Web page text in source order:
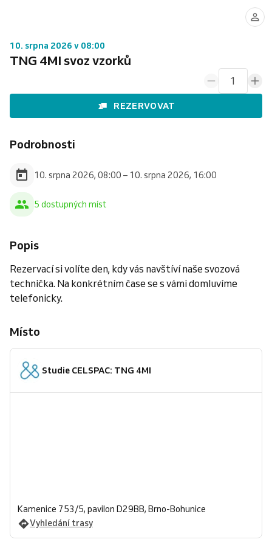
10. srpna 2026 v 08:00
TNG 4MI svoz vzorků
1
REZERVOVAT
Podrobnosti
10. srpna 2026, 08:00 – 10. srpna 2026, 16:00
5 dostupných míst
Popis
Rezervací si volíte den, kdy vás navštíví naše svozová
technička. Na konkrétním čase se s vámi domluvíme
telefonicky.
Místo
Studie CELSPAC: TNG 4MI
Kamenice 753/5, pavilon D29BB, Brno-Bohunice
Vyhledání trasy